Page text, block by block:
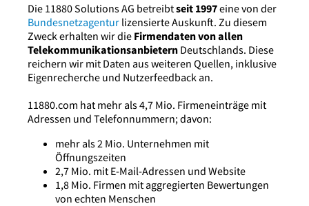
Die 11880 Solutions AG betreibtseit 1997eine von der
Bundesnetzagentur lizensierte Auskunft. Zu diesem
Zweck erhalten wir die Firmendaten von allen
Telekommunikationsanbietern Deutschlands. Diese
reichern wir mit Daten aus weiteren Quellen, inklusive
Eigenrecherche und Nutzerfeedback an.
11880.com hat mehr als 4,7 Mio. Firmeneinträge mit
Adressen und Telefonnummern; davon:
mehr als 2 Mio. Unternehmen mit
Öffnungszeiten
2,7 Mio. mit E-Mail-Adressen und Website
1,8 Mio. Firmen mit aggregierten Bewertungen
von echten Menschen